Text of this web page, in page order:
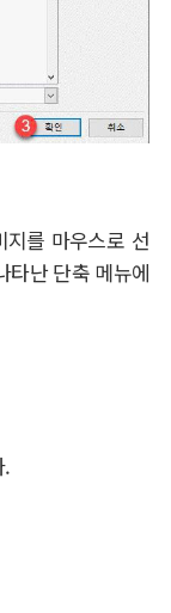
를 마우스로 선
타난 단축 메뉴에
.